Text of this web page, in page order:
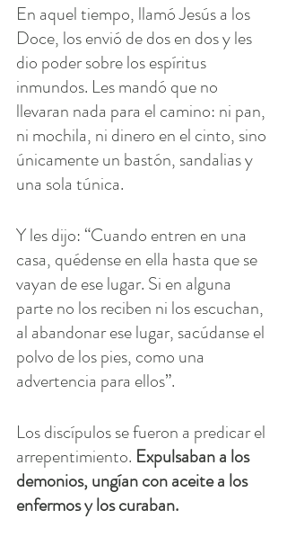
En aquel tiempo, llamó Jesús a los
Doce, los envió de dos en dos y les
dio poder sobre los espíritus
inmundos. Les mandó que no
llevaran nada para el camino: ni pan,
ni mochila, ni dinero en el cinto, sino
únicamente un bastón, sandalias y
una sola túnica.
Y les dijo: “Cuando entren en una
casa, quédense en ella hasta que se
vayan de ese lugar. Si en alguna
parte no los reciben ni los escuchan,
al abandonar ese lugar, sacúdanse el
polvo de los pies, como una
advertencia para ellos”.
Los discípulos se fueron a predicar el
arrepentimiento. Expulsaban a los
demonios, ungían con aceite a los
enfermos y los curaban.